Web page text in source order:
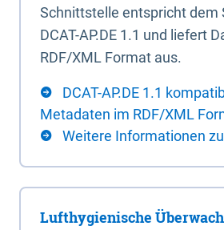
Schnittstelle entspricht dem
DCAT-AP.DE 1.1 und liefert
RDF/XML Format aus.
DCAT-AP.DE 1.1
Metadaten im RDF/XML
Weitere Informationen zu
Lufthygienische